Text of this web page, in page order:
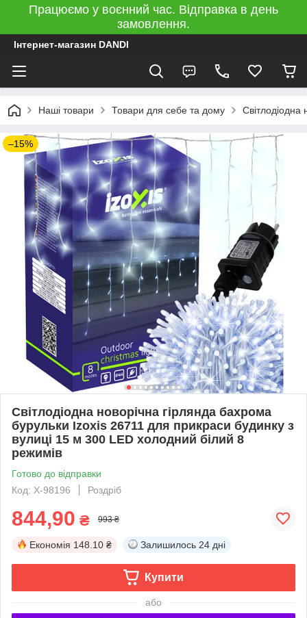
Працюємо у воєнний час. Відправка в день
замовлення.
Інтернет-магазин DANDI
Наші товари Товари для себе та дому
–15%
Світлодіодна новорічна гірлянда бахрома
бурульки Izoxis 26711 для прикраси будинку з
вулиці 15 м 300 LED холодний білий 8
режимів
Готово до відправки
Код: X-98196
Роздріб
844,90 ₴ 993 ₴
Економія 148.10 ₴ Залишилось 24 дні
Купити
або